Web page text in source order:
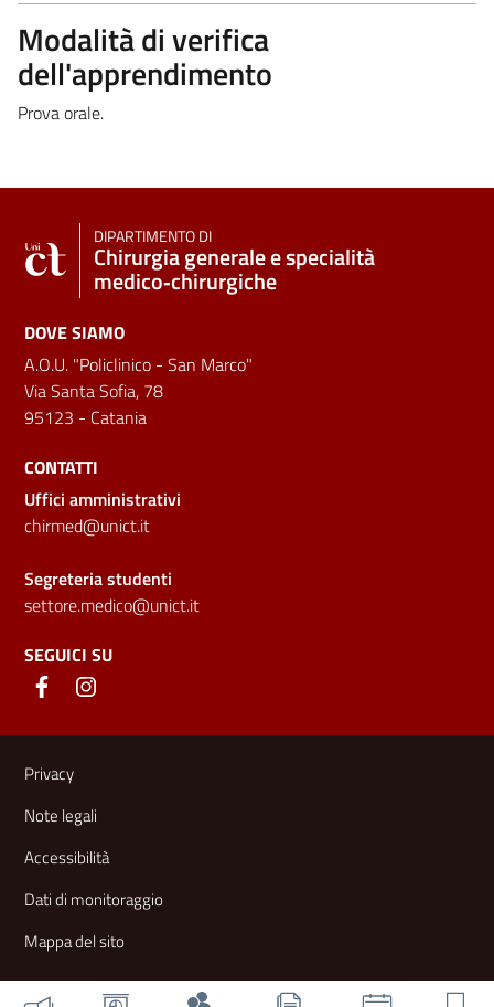
Modalità di verifica
dell'apprendimento
Prova orale.
DIPARTIMENTO DI
Chirurgia generale e specialità
medico‑chirurgiche
DOVE SIAMO
A.O.U. "Policlinico - San Marco"
Via Santa Sofia, 78
95123 - Catania
CONTATTI
Uffici amministrativi
chirmed@unict.it
Segreteria studenti
settore.medico@unict.it
SEGUICI SU
Link e informazioni utili
Privacy
Note legali
Accessibilità
Dati di monitoraggio
Mappa del sito